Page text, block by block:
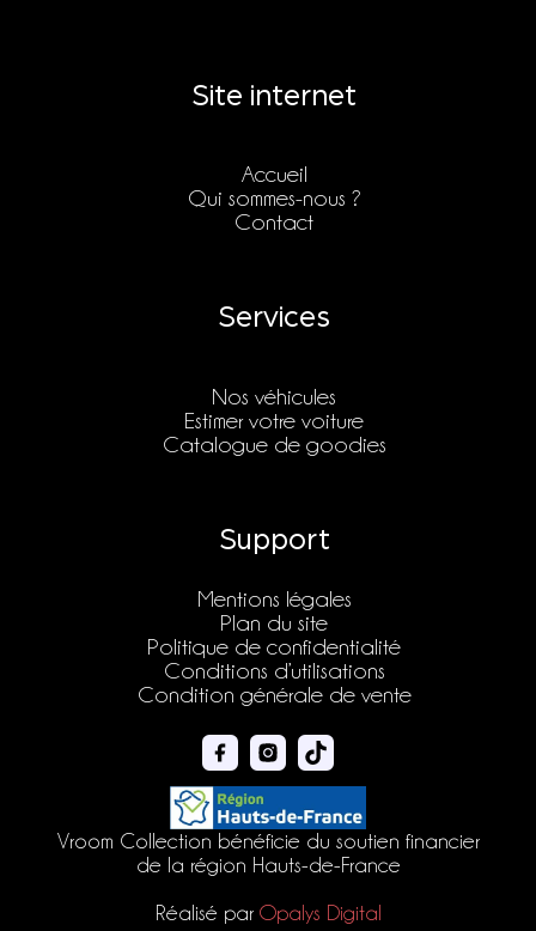
Site internet
Accueil
Qui sommes-nous ?
Contact
Services
Nos véhicules
Estimer votre voiture
Catalogue de goodies
Support
Mentions légales
Plan du site
Politique de confidentialité
Conditions d’utilisations
Condition générale de vente
Vroom Collection bénéficie du soutien financier
de la région Hauts-de-France
Réalisé par Opalys Digital